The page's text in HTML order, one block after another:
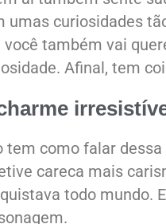
umas curiosidades
você também vai
Afinal, tem
tem como falar
careca mais
todo mundo.